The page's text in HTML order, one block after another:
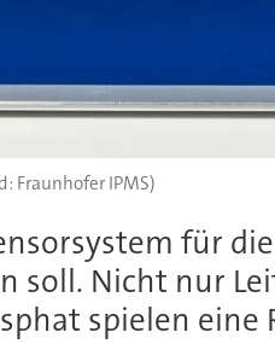
Fraunhofer IPMS)
für
soll. Nicht nur
spielen eine